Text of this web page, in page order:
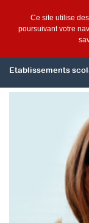
Etablissements
Ce site utilise
poursuivant votre